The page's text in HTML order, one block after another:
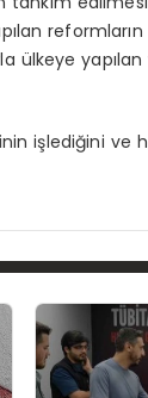
reformların
yapılan
işlediğini ve